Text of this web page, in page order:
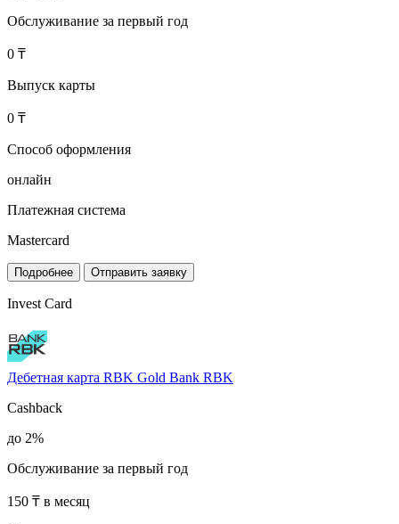
Обслуживание за первый год
0 ₸
Выпуск карты
0 ₸
Способ оформления
онлайн
Платежная система
Mastercard
Подробнее Отправить заявку
Invest Card
Дебетная карта RBK Gold Bank RBK
Cashback
до 2%
Обслуживание за первый год
150 ₸ в месяц